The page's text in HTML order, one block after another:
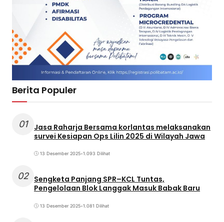
Berita Populer
01
Jasa Raharja Bersama korlantas melaksanakan
survei Kesiapan Ops Lilin 2025 di Wilayah Jawa
13 Desember 2025•1.093 Dilihat
02 Sengketa Panjang SPR–KCL Tuntas,
Pengelolaan Blok Langgak Masuk Babak Baru
13 Desember 2025•1.081 Dilihat